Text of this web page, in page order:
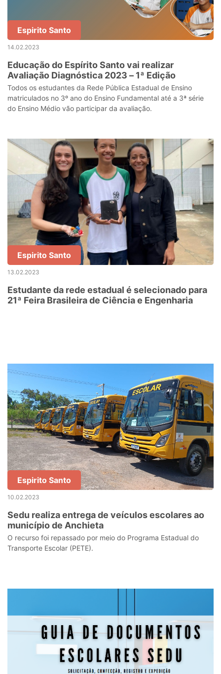
Espirito Santo
14.02.2023
Educação do Espírito Santo vai realizar
Avaliação Diagnóstica 2023 – 1ª Edição
Todos os estudantes da Rede Pública Estadual de Ensino
matriculados no 3º ano do Ensino Fundamental até a 3ª série
do Ensino Médio vão participar da avaliação.
Espirito Santo
13.02.2023
Estudante da rede estadual é selecionado para
21ª Feira Brasileira de Ciência e Engenharia
Espirito Santo
10.02.2023
Sedu realiza entrega de veículos escolares ao
município de Anchieta
O recurso foi repassado por meio do Programa Estadual do
Transporte Escolar (PETE).